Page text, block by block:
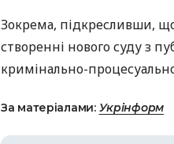
Зокрема, підкресливши,
створенні нового суду з
кримінально-
За матеріалами: Укрінформ